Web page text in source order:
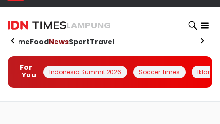
LAMPUNG
HomeFoodNewsSportTravel
For
You
Indonesia Summit 2026 Soccer Times Iklanin